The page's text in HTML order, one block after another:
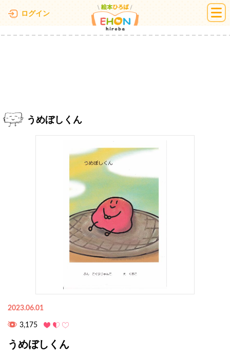
ログイン 絵本ひろば
うめぼしくん
2023.06.01
3,175
うめぼしくん